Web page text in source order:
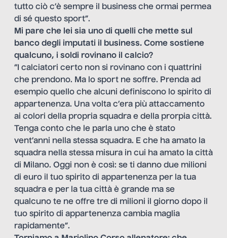
tutto ciò c’è sempre il business che ormai permea
di sé questo sport”.
Mi pare che lei sia uno di quelli che mette sul
banco degli imputati il business. Come sostiene
qualcuno, i soldi rovinano il calcio?
“I calciatori certo non si rovinano con i quattrini
che prendono. Ma lo sport ne soffre. Prenda ad
esempio quello che alcuni definiscono lo spirito di
appartenenza. Una volta c’era più attaccamento
ai colori della propria squadra e della prorpia città.
Tenga conto che le parla uno che è stato
vent’anni nella stessa squadra. E che ha amato la
squadra nella stessa misura in cui ha amato la città
di Milano. Oggi non è così: se ti danno due milioni
di euro il tuo spirito di appartenenza per la tua
squadra e per la tua città è grande ma se
qualcuno te ne offre tre di milioni il giorno dopo il
tuo spirito di appartenenza cambia maglia
rapidamente”.